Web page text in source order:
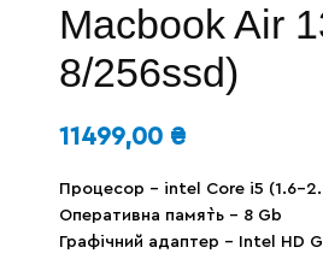
Macbook Air
8/256ssd)
11499,00 ₴
Процесор – intel Core i5 (1.6-
Оперативна памя`ть – 8 Gb
Графічний адаптер – Intel HD